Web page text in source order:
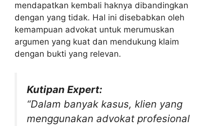
mendapatkan kembali haknya dibandingkan
dengan yang tidak. Hal ini disebabkan oleh
kemampuan advokat untuk merumuskan
argumen yang kuat dan mendukung klaim
dengan bukti yang relevan.
Kutipan Expert:
“Dalam banyak kasus, klien yang
menggunakan advokat profesional